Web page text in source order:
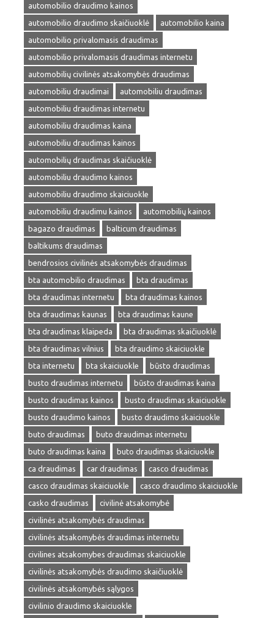
automobilio draudimo kainos
automobilio draudimo skaičiuoklė
automobilio kaina
automobilio privalomasis draudimas
automobilio privalomasis draudimas internetu
automobilių civilinės atsakomybės draudimas
automobiliu draudimai
automobiliu draudimas
automobiliu draudimas internetu
automobiliu draudimas kaina
automobiliu draudimas kainos
automobilių draudimas skaičiuoklė
automobiliu draudimo kainos
automobiliu draudimo skaiciuokle
automobiliu draudimu kainos
automobilių kainos
bagazo draudimas
balticum draudimas
baltikums draudimas
bendrosios civilinės atsakomybės draudimas
bta automobilio draudimas
bta draudimas
bta draudimas internetu
bta draudimas kainos
bta draudimas kaunas
bta draudimas kaune
bta draudimas klaipeda
bta draudimas skaičiuoklė
bta draudimas vilnius
bta draudimo skaiciuokle
bta internetu
bta skaiciuokle
būsto draudimas
busto draudimas internetu
būsto draudimas kaina
busto draudimas kainos
busto draudimas skaiciuokle
busto draudimo kainos
busto draudimo skaiciuokle
buto draudimas
buto draudimas internetu
buto draudimas kaina
buto draudimas skaiciuokle
ca draudimas
car draudimas
casco draudimas
casco draudimas skaiciuokle
casco draudimo skaiciuokle
casko draudimas
civilinė atsakomybė
civilinės atsakomybės draudimas
civilinės atsakomybės draudimas internetu
civilines atsakomybes draudimas skaiciuokle
civilinės atsakomybės draudimo skaičiuoklė
civilinės atsakomybės sąlygos
civilinio draudimo skaiciuokle